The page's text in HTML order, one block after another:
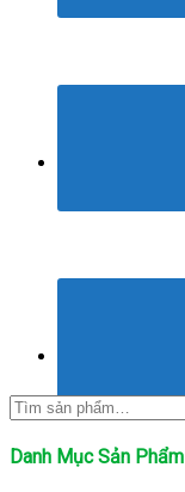
Tìm
kiếm:
Danh Mục Sản Phẩm